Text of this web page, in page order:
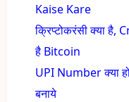
Kaise Kare
क्रिप्टोकरंसी क्या
है Bitcoin
UPI Number क्या
बनाये